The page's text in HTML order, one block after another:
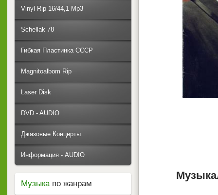
Vinyl Rip 16/44,1 Mp3
Schellak 78
Гибкая Пластинка СССР
Magnitoalbom Rip
Laser Disk
DVD - AUDIO
Джазовые Концерты
Информация - AUDIO
Музыкапо жанрам